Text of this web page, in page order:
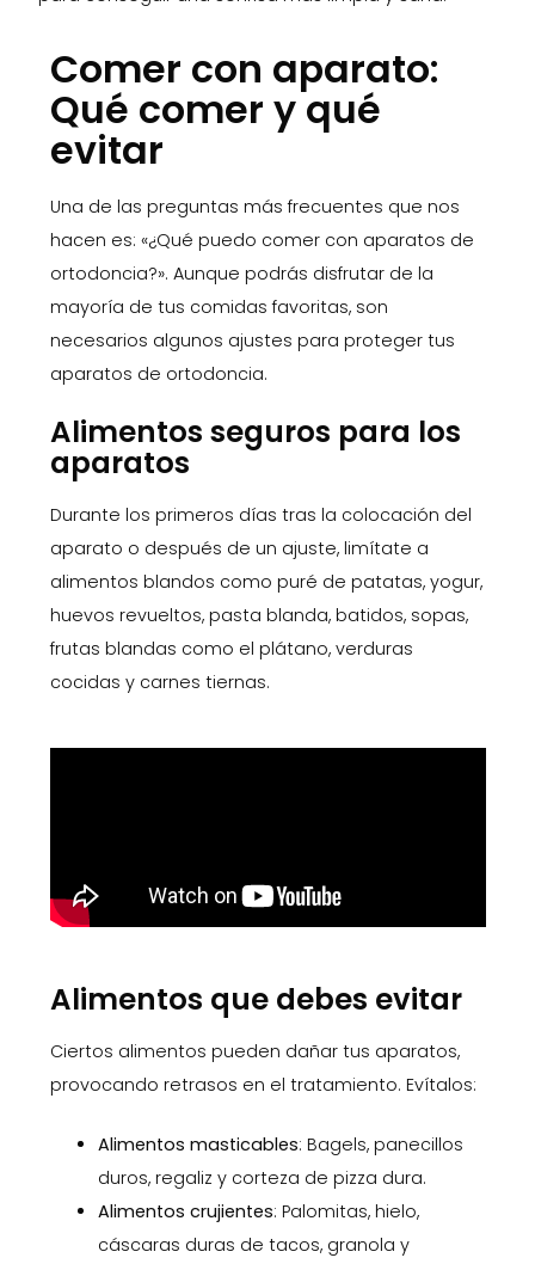
Comer con aparato:
Qué comer y qué
evitar
Una de las preguntas más frecuentes que nos
hacen es: «¿Qué puedo comer con aparatos de
ortodoncia?». Aunque podrás disfrutar de la
mayoría de tus comidas favoritas, son
necesarios algunos ajustes para proteger tus
aparatos de ortodoncia.
Alimentos seguros para los
aparatos
Durante los primeros días tras la colocación del
aparato o después de un ajuste, limítate a
alimentos blandos como puré de patatas, yogur,
huevos revueltos, pasta blanda, batidos, sopas,
frutas blandas como el plátano, verduras
cocidas y carnes tiernas.
Alimentos que debes evitar
Ciertos alimentos pueden dañar tus aparatos,
provocando retrasos en el tratamiento. Evítalos:
Alimentos masticables: Bagels, panecillos
duros, regaliz y corteza de pizza dura.
Alimentos crujientes: Palomitas, hielo,
cáscaras duras de tacos, granola y